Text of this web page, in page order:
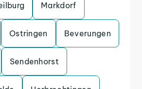
Markdorf
Ostringen Beverungen
Sendenhorst